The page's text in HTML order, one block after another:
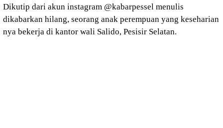
Dikutip dari akun instagram @kabarpessel menulis
dikabarkan hilang, seorang anak perempuan yang keseharian
nya bekerja di kantor wali Salido, Pesisir Selatan.